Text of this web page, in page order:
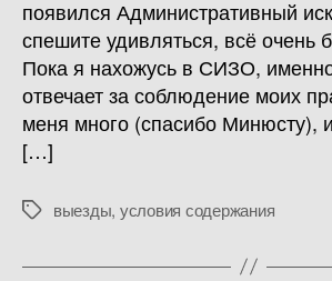
появился Административный
спешите удивляться, всё очень
Пока я нахожусь в СИЗО,
отвечает за соблюдение моих
меня много (спасибо Минюсту),
[…]
Меткивыезды, условия содержания